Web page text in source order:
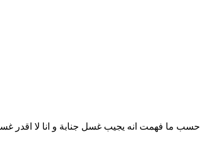
حسب ما فهمت انه يجيب غسل جنابة و انا لا